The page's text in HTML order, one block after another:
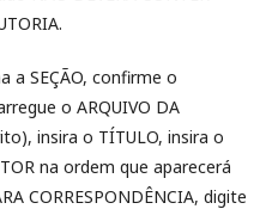
a SEÇÃO, confirme o
o ARQUIVO DA
insira o TÍTULO, insira o
na ordem que aparecerá
CORRESPONDÊNCIA, digite